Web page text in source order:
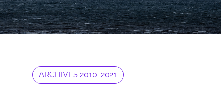
ARCHIVES 2010-2021